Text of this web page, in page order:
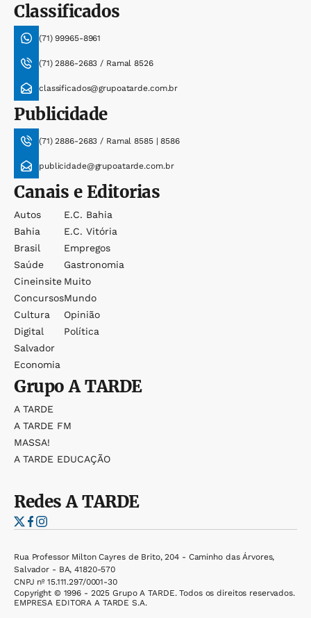
Classificados
(71) 99965-8961
(71) 2886-2683 / Ramal 8526
classificados@grupoatarde.com.br
Publicidade
(71) 2886-2683 / Ramal 8585 | 8586
publicidade@grupoatarde.com.br
Canais e Editorias
Autos
Bahia
Brasil
Saúde
Cineinsite
Concursos
Cultura
Digital
Salvador
Economia
E.c. Bahia
E.c. Vitória
Empregos
Gastronomia
Muito
Mundo
Opinião
Política
GrupoA TARDE
A TARDE
A TARDE FM
MASSA!
A TARDE EDUCAÇÃO
RedesA TARDE
Rua Professor Milton Cayres de Brito, 204 - Caminho das Árvores,
Salvador - BA, 41820-570
CNPJ nº 15.111.297/0001-30
Copyright © 1996 - 2025 Grupo A TARDE. Todos os direitos reservados.
EMPRESA EDITORA A TARDE S.A.